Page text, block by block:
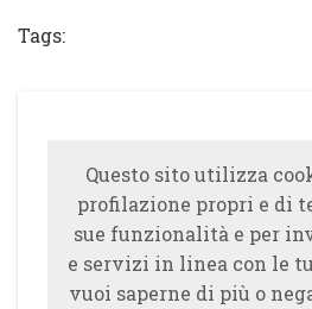
Tags:
Questo sito utilizza
profilazione propri e di
sue funzionalità e per
e servizi in linea con le
vuoi saperne di più o